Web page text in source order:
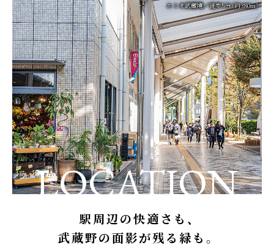
エミオ武蔵境／徒歩5分（約380m）
LOCATION
駅周辺の快適さも、
武蔵野の面影が残る緑も。